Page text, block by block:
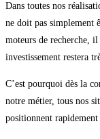
Dans toutes nos
ne doit pas simplement
moteurs de recherche,
investissement restera
C’est pourquoi dès la
notre métier, tous nos
positionnent rapidement